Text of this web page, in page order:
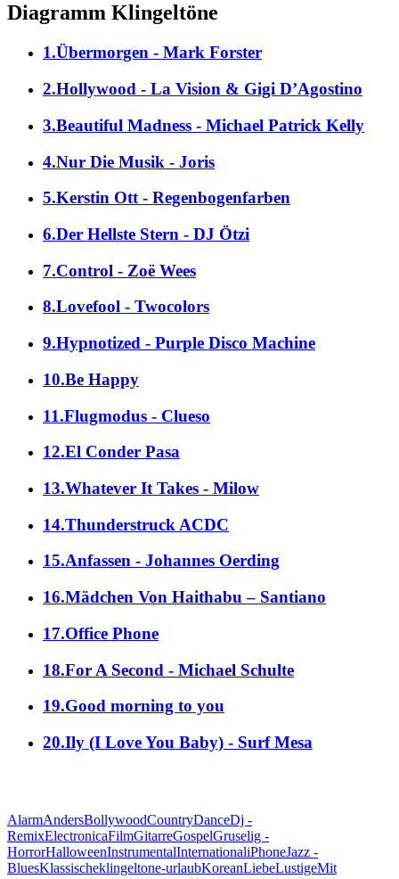
Diagramm Klingeltöne
1.Übermorgen - Mark Forster
2.Hollywood - La Vision & Gigi D’Agostino
3.Beautiful Madness - Michael Patrick Kelly
4.Nur Die Musik - Joris
5.Kerstin Ott - Regenbogenfarben
6.Der Hellste Stern - DJ Ötzi
7.Control - Zoë Wees
8.Lovefool - Twocolors
9.Hypnotized - Purple Disco Machine
10.Be Happy
11.Flugmodus - Clueso
12.El Conder Pasa
13.Whatever It Takes - Milow
14.Thunderstruck ACDC
15.Anfassen - Johannes Oerding
16.Mädchen Von Haithabu – Santiano
17.Office Phone
18.For A Second - Michael Schulte
19.Good morning to you
20.Ily (I Love You Baby) - Surf Mesa
AlarmAndersBollywoodCountryDanceDj -
RemixElectronicaFilmGitarreGospelGruselig -
HorrorHalloweenInstrumentalInternationaliPhoneJazz -
BluesKlassischeklingeltone-urlaubKoreanLiebeLustigeMit